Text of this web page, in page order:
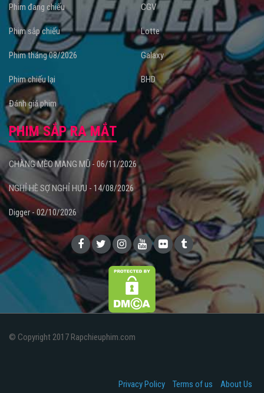
Phim đang chiếu
Phim sắp chiếu
Phim tháng 08/2026
Phim chiếu lại
Đánh giá phim
CGV
Lotte
Galaxy
BHD
PHIM SẮP RA MẮT
CHÀNG MÈO MANG MŨ - 06/11/2026
NGHỈ HÈ SỢ NGHỈ HƯU - 14/08/2026
Digger - 02/10/2026
© Copyright 2017 Rapchieuphim.com
Privacy Policy Terms of us About Us